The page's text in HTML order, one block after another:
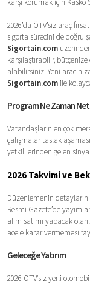
karşı korumak için Kasko
2026’da ÖTV’siz araç
sigorta sürecini de doğru
Sigortain.com
karşılaştırabilir,
alabilirsiniz. Yeni
Sigortain.com ile
Program Ne Zaman
Vatandaşların en çok
çalışmalar taslak
yetkililerinden gelen
2026 Takvimi ve
Düzenlemenin
Resmi Gazete’de
alım satımı yapacak
acele karar vermemesi
Geleceğe Yatırım
2026 ÖTV’siz yerli